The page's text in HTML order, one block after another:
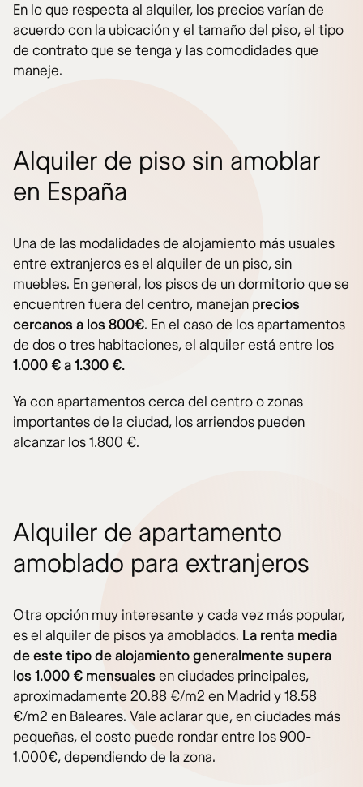
En lo que respecta al alquiler, los precios varían de
acuerdo con la ubicación y el tamaño del piso, el tipo
de contrato que se tenga y las comodidades que
maneje.
Alquiler de piso sin amoblar
en España
Una de las modalidades de alojamiento más usuales
entre extranjeros es el alquiler de un piso, sin
muebles. En general, los pisos de un dormitorio que se
encuentren fuera del centro, manejan precios
cercanos a los 800€. En el caso de los apartamentos
de dos o tres habitaciones, el alquiler está entre los
1.000 € a 1.300 €.
Ya con apartamentos cerca del centro o zonas
importantes de la ciudad, los arriendos pueden
alcanzar los 1.800 €.
Alquiler de apartamento
amoblado para extranjeros
Otra opción muy interesante y cada vez más popular,
es el alquiler de pisos ya amoblados. La renta media
de este tipo de alojamiento generalmente supera
los 1.000 € mensualesen ciudades principales,
aproximadamente 20.88 €/m2 en Madrid y 18.58
€/m2 en Baleares. Vale aclarar que, en ciudades más
pequeñas, el costo puede rondar entre los 900-
1.000€, dependiendo de la zona.